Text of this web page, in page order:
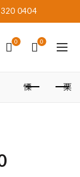
0404
0 0